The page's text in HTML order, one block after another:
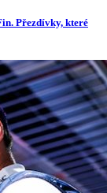
Přezdívky, které